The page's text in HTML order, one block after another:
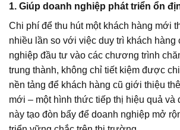
1. Giúp doanh nghiệp phát triển ổn
Chi phí để thu hút một khách hàng mới
nhiều lần so với việc duy trì khách hàng
nghiệp đầu tư vào các chương trình
trung thành, không chỉ tiết kiệm được
nền tảng để khách hàng cũ giới thiệu
mới – một hình thức tiếp thị hiệu quả và
này tạo đòn bẩy để doanh nghiệp mở